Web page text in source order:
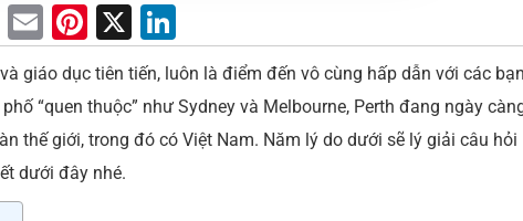
F
a
c
e
b
o
E
m
ai
l
Pi
nt
er
e
st
X
n
k
e
dI
giáo dục tiên tiến, luôn là điểm đến vô cùng hấp dẫn với các bạn
“quen thuộc” như Sydney và Melbourne, Perth đang ngày
thế giới, trong đó có Việt Nam. Năm lý do dưới sẽ lý giải câu hỏi
dưới đây nhé.